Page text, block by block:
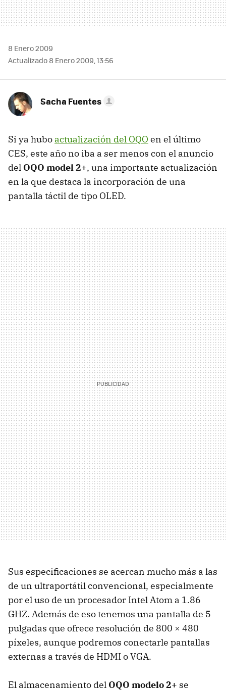
8 Enero 2009
Actualizado 8 Enero 2009, 13:56
Sacha Fuentes
Si ya hubo actualización del OQO en el último
CES, este año no iba a ser menos con el anuncio
del OQO model 2+, una importante actualización
en la que destaca la incorporación de una
pantalla táctil de tipo OLED.
Sus especificaciones se acercan mucho más a las
de un ultraportátil convencional, especialmente
por el uso de un procesador Intel Atom a 1.86
GHZ. Además de eso tenemos una pantalla de 5
pulgadas que ofrece resolución de 800 × 480
píxeles, aunque podremos conectarle pantallas
externas a través de HDMIoVGA.
El almacenamiento del OQO modelo 2+ se